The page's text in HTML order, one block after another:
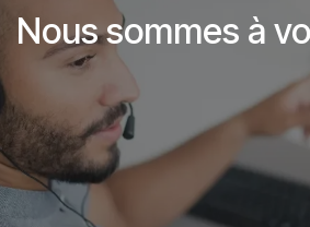
Nous sommes à